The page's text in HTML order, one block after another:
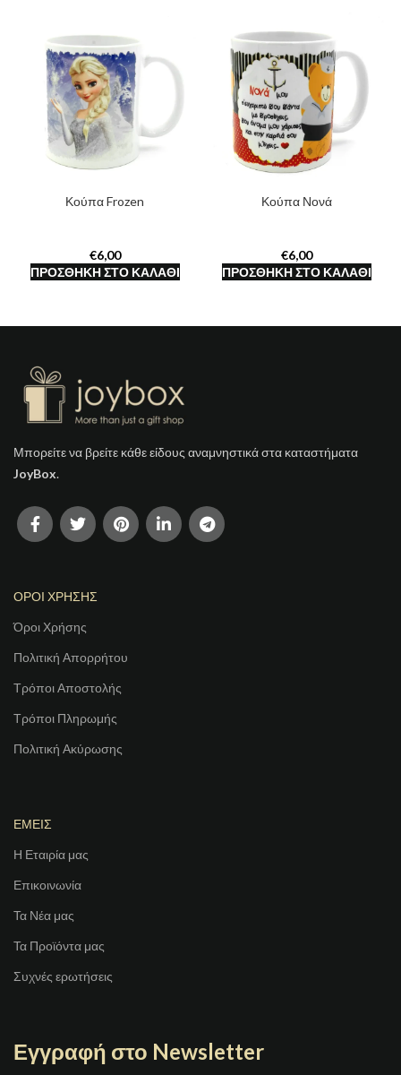
Κούπα Frozen
€
ΠΡΟΣΘΉΚΗ ΣΤΟ ΚΑΛΆΘΙ
Κούπα Νονά
€
ΠΡΟΣΘΉΚΗ ΣΤΟ ΚΑΛΆΘΙ
Μπορείτε να βρείτε κάθε είδους αναμνηστικά στα καταστήματα
JoyBox.
ΟΡΟΙ ΧΡΗΣΗΣ
Όροι Χρήσης
Πολιτική Απορρήτου
Τρόποι Αποστολής
Τρόποι Πληρωμής
Πολιτική Ακύρωσης
ΕΜΕΙΣ
Η Εταιρία μας
Επικοινωνία
Τα Νέα μας
Τα Προϊόντα μας
Συχνές ερωτήσεις
Εγγραφή στο Newsletter